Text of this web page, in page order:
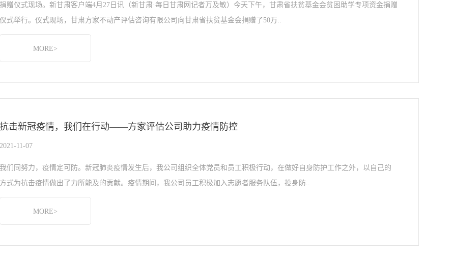
捐赠仪式现场。新甘肃客户端4月27日讯（新甘肃·每日甘肃网记者万及敏）今天下午，甘肃省扶贫基金会贫困助学专项资金捐赠
仪式举行。仪式现场，甘肃方家不动产评估咨询有限公司向甘肃省扶贫基金会捐赠了50万..
MORE>
抗击新冠疫情，我们在行动——方家评估公司助力疫情防控
2021-11-07
我们同努力，疫情定可防。新冠肺炎疫情发生后，我公司组织全体党员和员工积极行动，在做好自身防护工作之外，以自己的
方式为抗击疫情做出了力所能及的贡献。疫情期间，我公司员工积极加入志愿者服务队伍，投身防..
MORE>